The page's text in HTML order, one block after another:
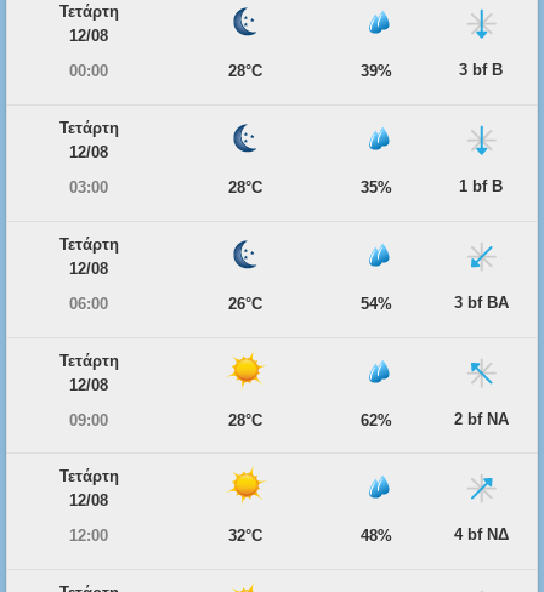
Τετάρτη
12/08
00:00
28°C 39% 3 bf Β
Τετάρτη
12/08
03:00
28°C 35% 1 bf Β
Τετάρτη
12/08
06:00
26°C 54% 3 bf ΒΑ
Τετάρτη
12/08
09:00
28°C 62% 2 bf ΝΑ
Τετάρτη
12/08
12:00
32°C 48% 4 bf ΝΔ